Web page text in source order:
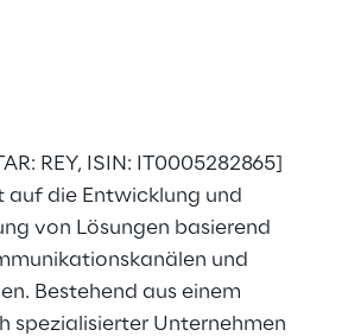
REY, ISIN: IT0005282865]
auf die Entwicklung und
von Lösungen basierend
und
Bestehend aus einem
spezialisierter Unternehmen